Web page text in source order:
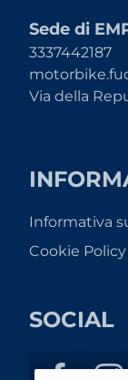
Sede di
3337442187
Via della
Informativa
Cookie Policy
SOCIAL